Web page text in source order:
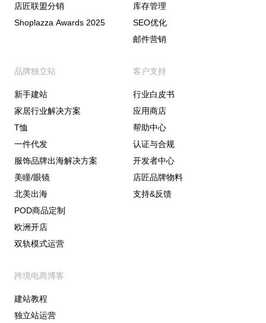
店匠联盟分销
Shoplazza Awards 2025
库存管理
SEO优化
邮件营销
品牌独立站
新手建站
家居行业解决方案
T恤
一件代发
服饰品牌出海解决方案
美瞳/眼镜
北美出海
POD商品定制
欧洲开店
双轨模式运营
客户支持
行业白皮书
应用商店
帮助中心
认证与合规
开发者中心
店匠品牌物料
支持&反馈
跨境电商博客
建站教程
独立站运营